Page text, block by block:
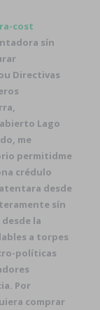
cost
sín
Directivas
Lago
me
permitidme
crédulo
desde
sín
la
a torpes
políticas
Por
comprar